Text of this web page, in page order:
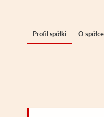
Profil spółki O spółce